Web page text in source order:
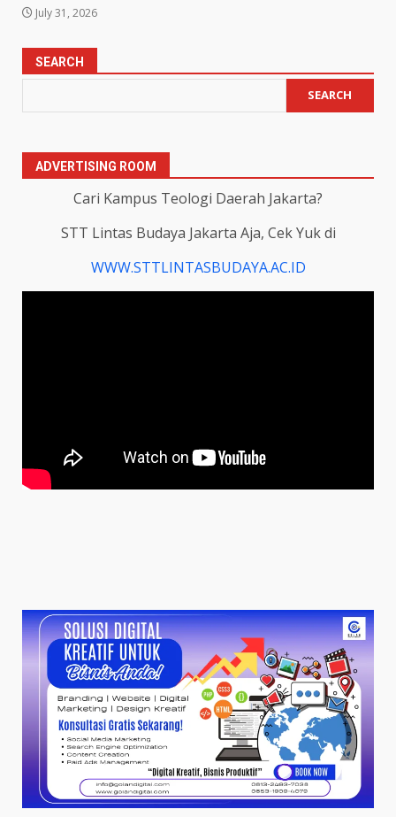
July 31, 2026
SEARCH
SEARCH
ADVERTISING ROOM
Cari Kampus Teologi Daerah Jakarta?
STT Lintas Budaya Jakarta Aja, Cek Yuk di
WWW.STTLINTASBUDAYA.AC.ID